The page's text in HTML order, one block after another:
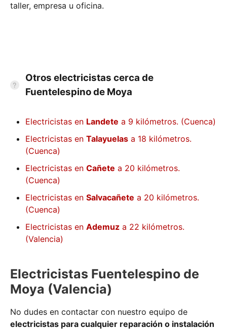
taller, empresa u oficina.
Otros electricistas cerca de
Fuentelespino de Moya
Electricistas en Landete a 9 kilómetros. (Cuenca)
Electricistas en Talayuelas a 18 kilómetros.
(Cuenca)
Electricistas en Cañete a 20 kilómetros.
(Cuenca)
Electricistas en Salvacañete a 20 kilómetros.
(Cuenca)
Electricistas en Ademuz a 22 kilómetros.
(Valencia)
Electricistas Fuentelespino de
Moya (Valencia)
No dudes en contactar con nuestro equipo de
electricistas para cualquier reparación o instalación